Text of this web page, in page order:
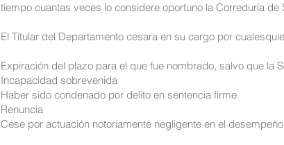
tiempo cuantas veces lo considere oportuno la Correduría de
El Titular del Departamento cesara en su cargo por
Expiración del plazo para el que fue nombrado, salvo que la
Incapacidad sobrevenida
Haber sido condenado por delito en sentencia firme
Renuncia
Cese por actuación notoriamente negligente en el